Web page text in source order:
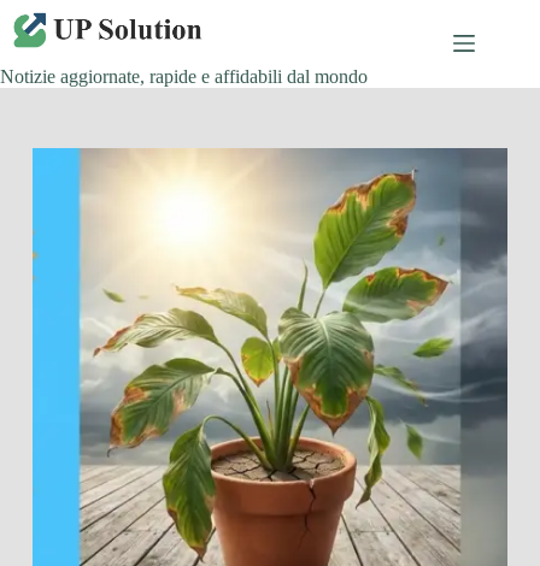
Salta
contenuto
Notizie aggiornate, rapide e affidabili dal mondo